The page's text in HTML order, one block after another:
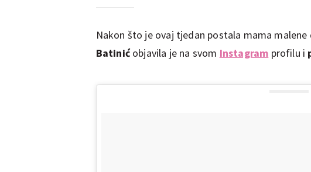
Nakon što je ovaj tjedan postala mama
Batinićobjavila je na svom Instagram profilu i